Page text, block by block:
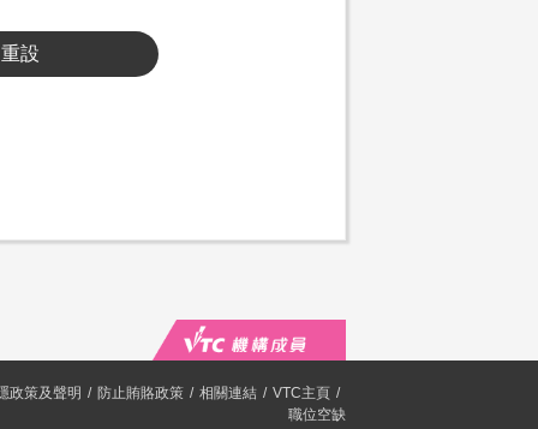
重設
政策及聲明 防止賄賂政策 相關連結
VTC主頁
職位空缺